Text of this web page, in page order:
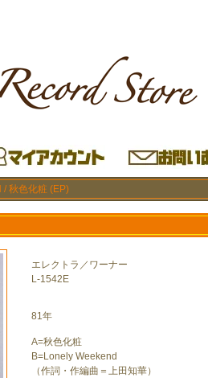
/ 秋色化粧 (EP)
エレクトラ／ワーナー
L-1542E
81年
A=秋色化粧
B=Lonely Weekend
（作詞・作編曲＝上田知華）